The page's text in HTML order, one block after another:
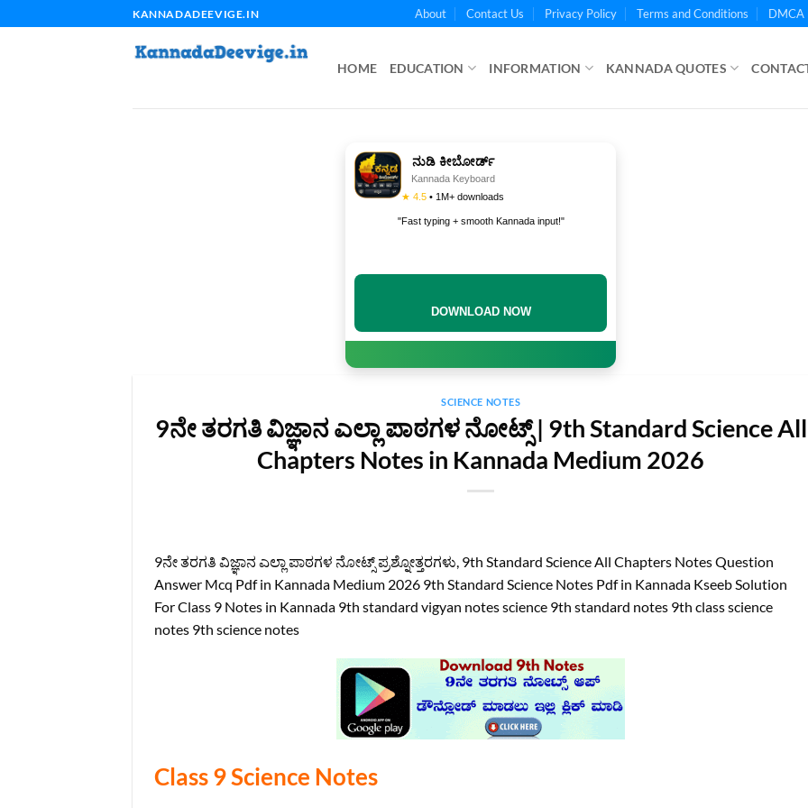
to
KANNADADEEVIGE.IN About Contact Us Privacy Policy Terms and Conditions DMCA
HOME EDUCATION INFORMATION KANNADA QUOTES
ನುಡಿ ಕೀಬೋರ್ಡ್
Kannada Keyboard
★ 4.5 • 1M+ downloads
"Fast typing + smooth Kannada input!"
DOWNLOAD NOW
SCIENCE NOTES
9ನೇ ತರಗತಿ ವಿಜ್ಞಾನ ಎಲ್ಲಾ ಪಾಠಗಳ ನೋಟ್ಸ್‌ | 9th Standard Science All
Chapters Notes in Kannada Medium 2026
9ನೇ ತರಗತಿ ವಿಜ್ಞಾನ ಎಲ್ಲಾ ಪಾಠಗಳ ನೋಟ್ಸ್‌ ಪ್ರಶ್ನೋತ್ತರಗಳು, 9th Standard Science All Chapters Notes Question
Answer Mcq Pdf in Kannada Medium 2026 9th Standard Science Notes Pdf in Kannada Kseeb Solution
For Class 9 Notes in Kannada 9th standard vigyan notes science 9th standard notes 9th class science
notes 9th science notes
Class 9 Science Notes